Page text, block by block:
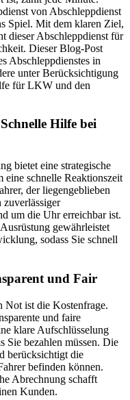
von Abschleppdienst
Spiel. Mit dem klaren Ziel,
dieser Abschleppdienst für
Dieser Blog-Post
Abschleppdienstes in
unter Berücksichtigung
für LKW und den
Hilfe bei
bietet eine strategische
eine schnelle Reaktionszeit
der liegengeblieben
zuverlässiger
um die Uhr erreichbar ist.
gewährleistet
sodass Sie schnell
und Fair
ist die Kostenfrage.
und faire
klare Aufschlüsselung
Sie bezahlen müssen. Die
berücksichtigt die
befinden können.
Abrechnung schafft
Kunden.